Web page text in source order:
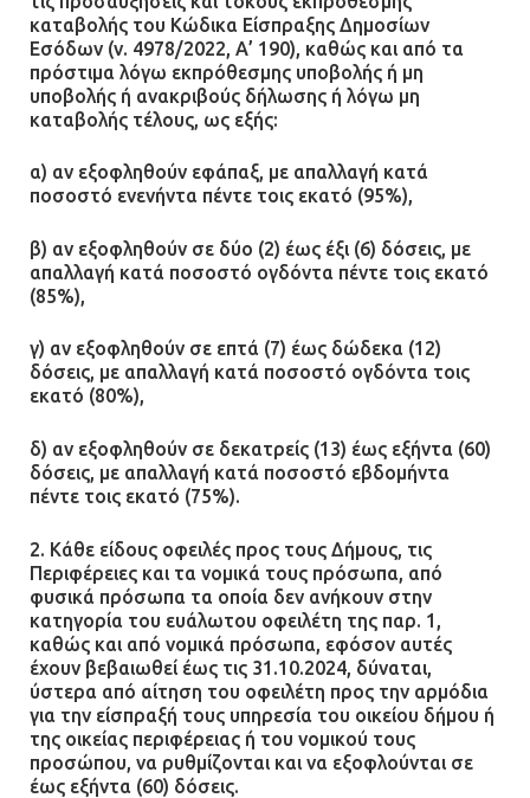
καταβολής του Κώδικα Είσπραξης Δημοσίων
Εσόδων (ν. 4978/2022, Α’ 190), καθώς και από τα
πρόστιμα λόγω εκπρόθεσμης υποβολής ή μη
υποβολής ή ανακριβούς δήλωσης ή λόγω μη
καταβολής τέλους, ως εξής:
α) αν εξοφληθούν εφάπαξ, με απαλλαγή κατά
ποσοστό ενενήντα πέντε τοις εκατό (95%),
β) αν εξοφληθούν σε δύο (2) έως έξι (6) δόσεις, με
απαλλαγή κατά ποσοστό ογδόντα πέντε τοις εκατό
(85%),
γ) αν εξοφληθούν σε επτά (7) έως δώδεκα (12)
δόσεις, με απαλλαγή κατά ποσοστό ογδόντα τοις
εκατό (80%),
δ) αν εξοφληθούν σε δεκατρείς (13) έως εξήντα (60)
δόσεις, με απαλλαγή κατά ποσοστό εβδομήντα
πέντε τοις εκατό (75%).
2. Κάθε είδους οφειλές προς τους Δήμους, τις
Περιφέρειες και τα νομικά τους πρόσωπα, από
φυσικά πρόσωπα τα οποία δεν ανήκουν στην
κατηγορία του ευάλωτου οφειλέτη της παρ. 1,
καθώς και από νομικά πρόσωπα, εφόσον αυτές
έχουν βεβαιωθεί έως τις 31.10.2024, δύναται,
ύστερα από αίτηση του οφειλέτη προς την αρμόδια
για την είσπραξή τους υπηρεσία του οικείου δήμου ή
της οικείας περιφέρειας ή του νομικού τους
προσώπου, να ρυθμίζονται και να εξοφλούνται σε
έως εξήντα (60) δόσεις.